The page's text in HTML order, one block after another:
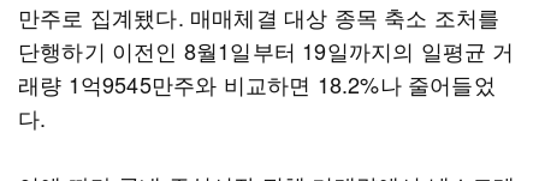
만주로 집계됐다. 매매체결 대상 종목 축소 조처를
단행하기 이전인 8월1일부터 19일까지의 일평균 거
래량 1억9545만주와 비교하면 18.2%나 줄어들었
다.